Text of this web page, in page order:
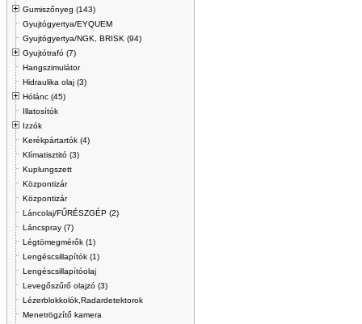
Gumiszőnyeg (143)
Gyujtógyertya/EYQUEM
Gyujtógyertya/NGK, BRISK (94)
Gyujtótrafó (7)
Hangszimulátor
Hidraulika olaj (3)
Hólánc (45)
Illatosítók
Izzók
Kerékpártartók (4)
Klímatisztitó (3)
Kuplungszett
Központizár
Központizár
Láncolaj/FŰRÉSZGÉP (2)
Láncspray (7)
Légtömegmérők (1)
Lengéscsillapítók (1)
Lengéscsillapítóolaj
Levegőszűrő olajzó (3)
Lézerblokkolók,Radardetektorok
Menetrögzítő kamera